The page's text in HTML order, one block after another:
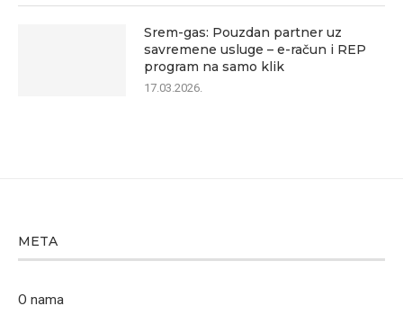
Srem-gas: Pouzdan partner uz
savremene usluge – e-račun i REP
program na samo klik
17.03.2026.
META
O nama